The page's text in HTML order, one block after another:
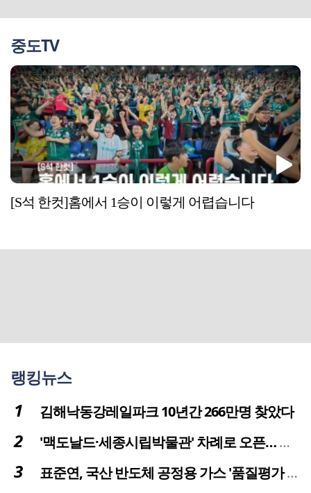
중도TV
[S석 한컷]홈에서 1승이 이렇게 어렵습니다
랭킹뉴스
김해낙동강레일파크 10년간 266만명 찾았다
'맥도날드·세종시립박물관' 차례로 오픈… 고운동 정주여건 좋아진다
표준연, 국산 반도체 공정용 가스 '품질평가 체계' 구축